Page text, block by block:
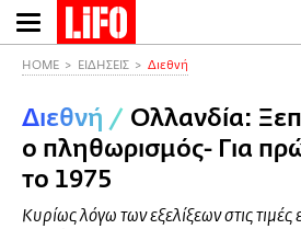
Παράκαμψη
προς
περιεχόμενο
HOME ΕΙΔΗΣΕΙΣ Διεθνή
Διεθνή / Ολλανδία:
ο πληθωρισμός- Για
το 1975
Κυρίως λόγω των εξελίξεων στις τιμές